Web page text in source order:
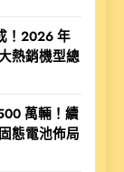
！2026 年
熱銷機型總
萬輛！續
態電池佈局